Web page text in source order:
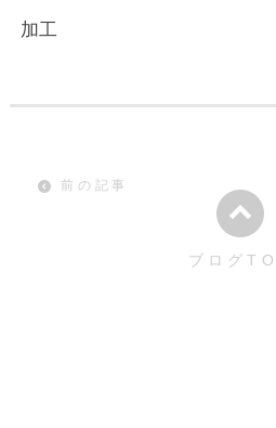
加工
前の記事
ブログ